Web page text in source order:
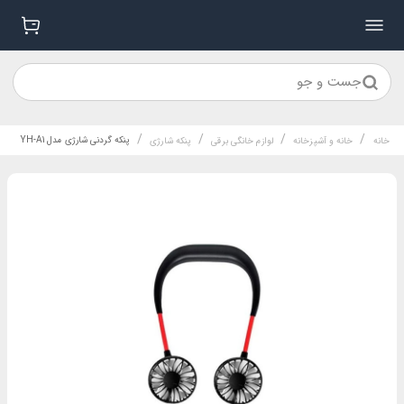
جست و جو
خانه / خانه و آشپزخانه / لوازم خانگی برقی / پنکه شارژی / پنکه گردنی شارژی مدل YH-A1